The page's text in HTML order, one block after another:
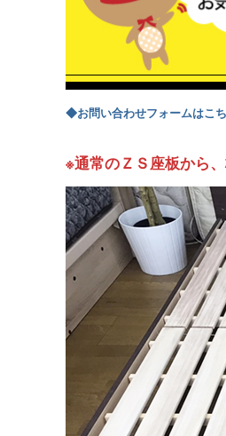
◆お問い合わせフォームはこ
※通常のＺＳ座板から